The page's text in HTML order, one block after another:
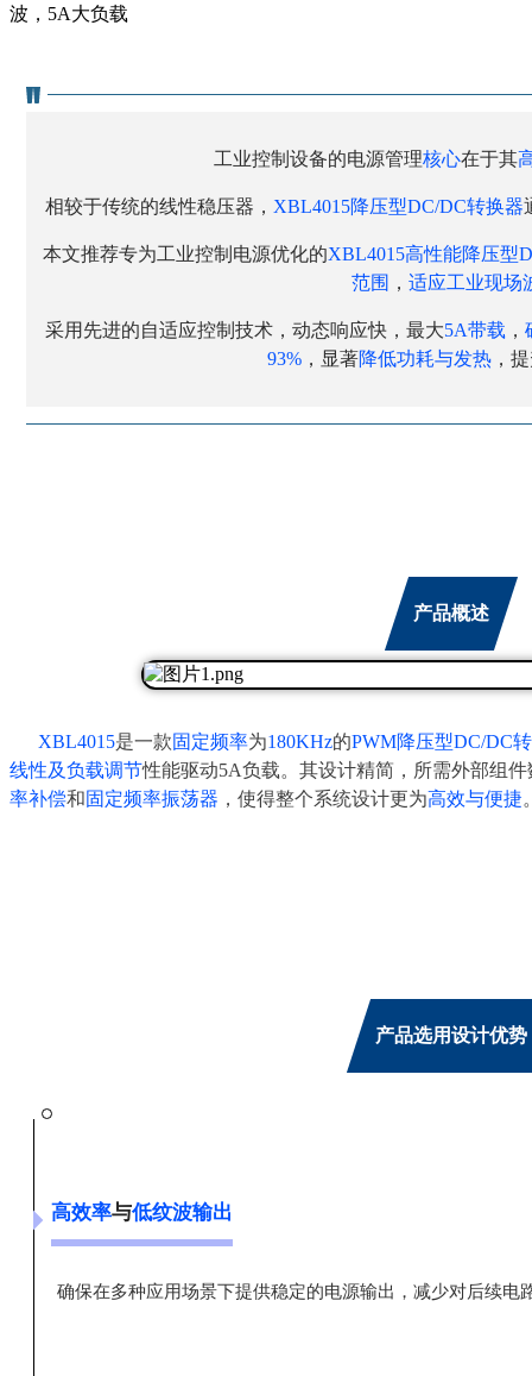
波，5A大负载
工业控制设备的电源管理核心在于其
相较于传统的线性稳压器， XBL4015降压型DC/DC转换器
本文推荐专为工业控制电源优化的XBL4015高性能降压型
范围 ， 适应工业现场
采用先进的自适应控制技术，动态响应快，最大5A带载 ，
93% ，显著降低功耗与发热 ，
产品概述
XBL4015是一款固定频率为180KHz的PWM降压型DC/DC
线性及负载调节性能驱动5A负载。其设计精简，所需外部组件
率补偿和固定频率振荡器 ，使得整个系统设计更为高效与便捷
产品选用设计优势
高效率与低纹波输出
确保在多种应用场景下提供稳定的电源输出，减少对后续电